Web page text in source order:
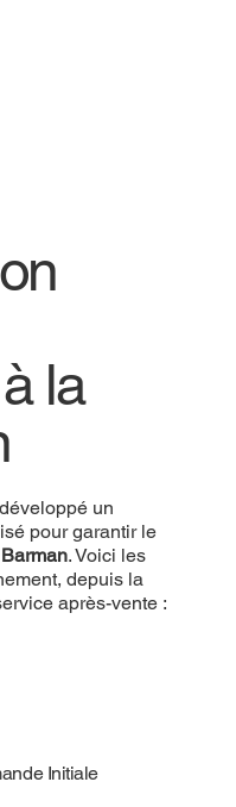
la
un
pour garantir le
. Voici les
depuis la
après-vente :
Initiale